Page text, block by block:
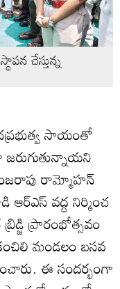
చేస్తున్న
సాయంతో
జరుగుతున్నాయని
రామ్మోహన్‌
వద్ద నిర్మించ
ప్రారంభోత్సవం
మండలం బసవ
ఈ సందర్భంగా